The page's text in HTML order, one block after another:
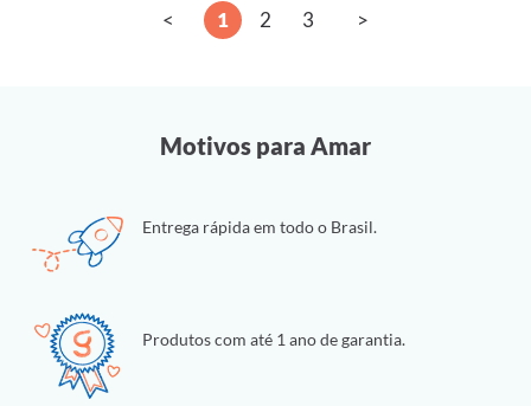
< 1 2 3 >
Motivos para Amar
Entrega rápida em todo o Brasil.
Produtos com até 1 ano de garantia.